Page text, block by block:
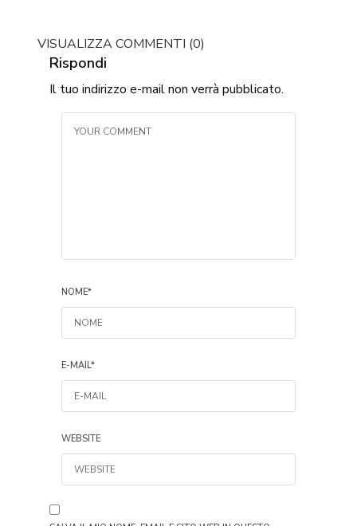
VISUALIZZA COMMENTI (0)
Rispondi
Il tuo indirizzo e-mail non verrà pubblicato.
NOME*
E-MAIL*
WEBSITE